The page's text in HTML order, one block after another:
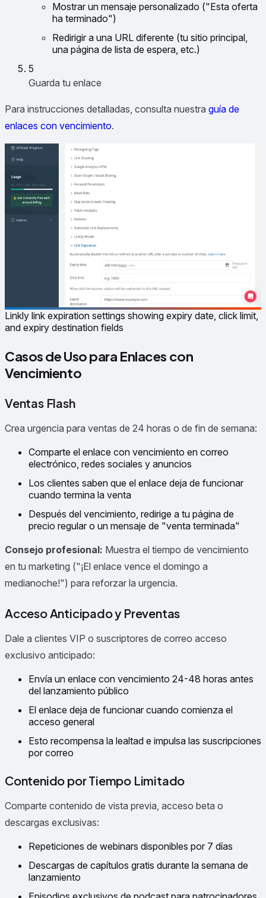
Mostrar un mensaje personalizado ("Esta oferta
ha terminado")
Redirigir a una URL diferente (tu sitio principal,
una página de lista de espera, etc.)
5
Guarda tu enlace
Para instrucciones detalladas, consulta nuestra guía de
enlaces con vencimiento.
Linkly link expiration settings showing expiry date, click limit,
and expiry destination fields
Casos de Uso para Enlaces con
Vencimiento
Ventas Flash
Crea urgencia para ventas de 24 horas o de fin de semana:
Comparte el enlace con vencimiento en correo
electrónico, redes sociales y anuncios
Los clientes saben que el enlace deja de funcionar
cuando termina la venta
Después del vencimiento, redirige a tu página de
precio regular o un mensaje de "venta terminada"
Consejo profesional: Muestra el tiempo de vencimiento
en tu marketing ("¡El enlace vence el domingo a
medianoche!") para reforzar la urgencia.
Acceso Anticipado y Preventas
Dale a clientes VIP o suscriptores de correo acceso
exclusivo anticipado:
Envía un enlace con vencimiento 24-48 horas antes
del lanzamiento público
El enlace deja de funcionar cuando comienza el
acceso general
Esto recompensa la lealtad e impulsa las suscripciones
por correo
Contenido por Tiempo Limitado
Comparte contenido de vista previa, acceso beta o
descargas exclusivas:
Repeticiones de webinars disponibles por 7 días
Descargas de capítulos gratis durante la semana de
lanzamiento